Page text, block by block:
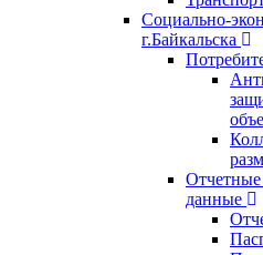
Социально-
г.Байкальска
Отчетные
данные